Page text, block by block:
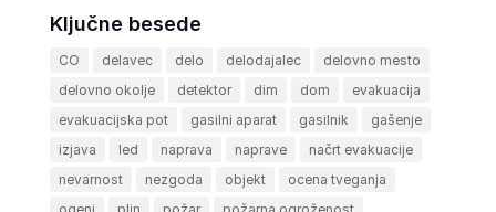
Ključne besede
CO delavec delo delodajalec
delovno mesto
delovno okolje
detektor dim dom
evakuacija
evakuacijska pot
gasilni aparat gasilnik
gašenje
izjava
led naprava naprave
načrt evakuacije
nevarnost
nezgoda objekt
ocena tveganja